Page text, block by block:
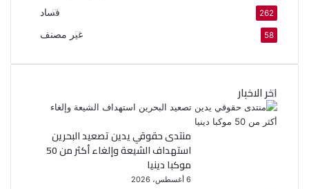
فساد 262
غير مصنف 58
اخر الاخبار
منتدى حقوقي يدين تصعيد البحرين
استهداف الشيعة وإلغاء أكثر من 50
موكبا دينيا
6 أغسطس، 2026